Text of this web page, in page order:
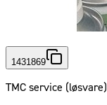
1431869
TMC service (løsvare)